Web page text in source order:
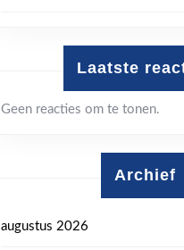
Laatste
Geen reacties om te tonen.
Archief
augustus 2026